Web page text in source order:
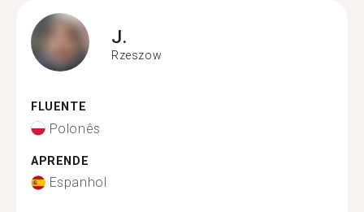
J.
Rzeszow
FLUENTE
Polonês
APRENDE
Espanhol